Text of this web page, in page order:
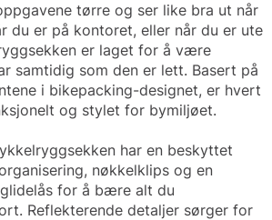
tørre og ser like bra ut når
du er på kontoret, eller når du er ute
er laget for å være
samtidig som den er lett. Basert på
i bikepacking-designet, er hvert
og stylet for bymiljøet.
har en beskyttet
nøkkelklips og en
for å bære alt du
Reflekterende detaljer sørger for